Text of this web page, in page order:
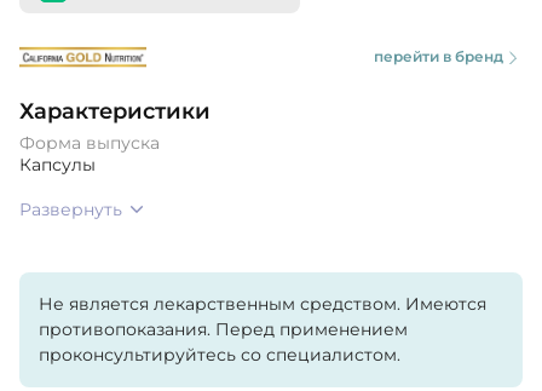
перейти в бренд
Характеристики
Форма выпуска
Капсулы
Развернуть
Не является лекарственным средством. Имеются
противопоказания. Перед применением
проконсультируйтесь со специалистом.